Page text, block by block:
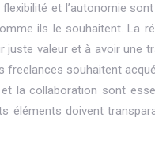
et l’autonomie
ils le souhaitent. La
valeur et à avoir une
souhaitent
la collaboration sont
éléments doivent